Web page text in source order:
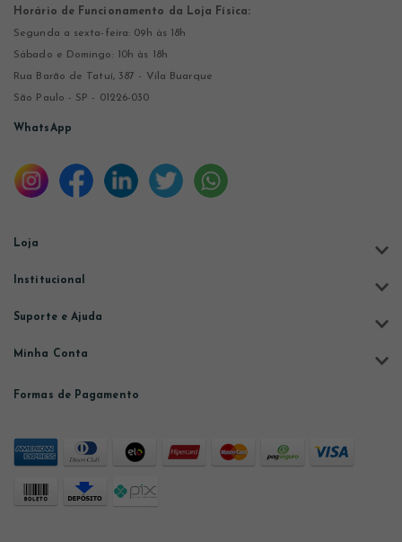
Horário de Funcionamento da Loja Física:
Segunda a sexta-feira: 09h às 18h
Sábado e Domingo: 10h às 18h
Rua Barão de Tatuí, 387 - Vila Buarque
São Paulo - SP - 01226-030
WhatsApp
Loja
Institucional
Suporte e Ajuda
Minha Conta
Formas de Pagamento